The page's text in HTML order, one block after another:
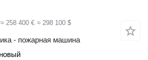
≈ 258 400 € ≈ 298 100 $
- пожарная машина
новый